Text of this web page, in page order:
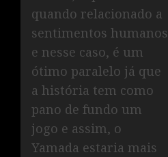
quando relacionado a
sentimentos humanos
e nesse caso, é um
ótimo paralelo já que
a história tem como
pano de fundo um
jogo e assim, o
Yamada estaria mais